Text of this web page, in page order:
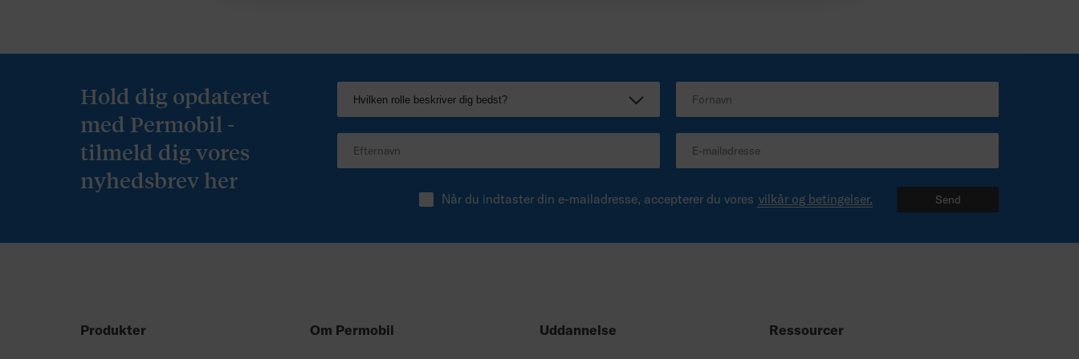
Hold dig opdateret
med Permobil -
tilmeld dig vores
nyhedsbrev her
Når du indtaster din e-mailadresse, accepterer du vores vilkår og betingelser. Send
Produkter Om Permobil Uddannelse Ressourcer